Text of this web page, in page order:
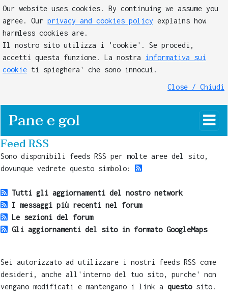
Our website uses cookies. By continuing we assume you
agree. Our privacy and cookies policy explains how
harmless cookies are.
Il nostro sito utilizza i 'cookie'. Se procedi,
accetti questa funzione. La nostra
informativa sui
cookie ti spieghera' che sono innocui.
Close / Chiudi
Pane e gol
Feed RSS
Sono disponibili feeds RSS per molte aree del sito,
dovunque vedrete questo simbolo:
Tutti gli aggiornamenti del nostro network
I messaggi più recenti nel forum
Le sezioni del forum
Gli aggiornamenti del sito in formato GoogleMaps
Sei autorizzato ad utilizzare i nostri feeds RSS come
desideri, anche all'interno del tuo sito, purche' non
vengano modificati e mantengano i link a questosito.